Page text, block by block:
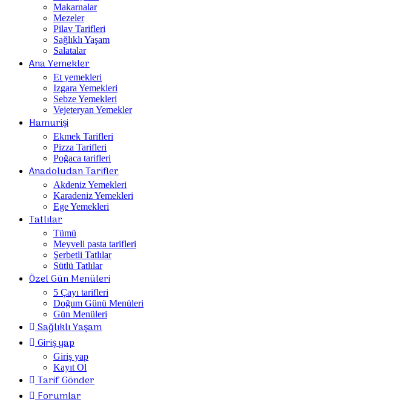
Makarnalar
Mezeler
Pilav Tarifleri
Sağlıklı Yaşam
Salatalar
Ana Yemekler
Et yemekleri
Izgara Yemekleri
Sebze Yemekleri
Vejeteryan Yemekler
Hamurişi
Ekmek Tarifleri
Pizza Tarifleri
Poğaca tarifleri
Anadoludan Tarifler
Akdeniz Yemekleri
Karadeniz Yemekleri
Ege Yemekleri
Tatlılar
Tümü
Meyveli pasta tarifleri
Şerbetli Tatlılar
Sütlü Tatlılar
Özel Gün Menüleri
5 Çayı tarifleri
Doğum Günü Menüleri
Gün Menüleri
Sağlıklı Yaşam
Giriş yap
Giriş yap
Kayıt Ol
Tarif Gönder
Forumlar